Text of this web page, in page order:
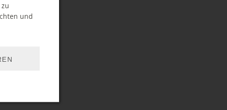
und